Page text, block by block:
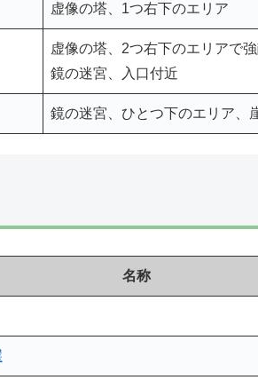
虚像の塔、1つ右下のエリア
虚像の塔、2つ右下のエリアで
鏡の迷宮、入口付近
鏡の迷宮、ひとつ下のエリア、
名称